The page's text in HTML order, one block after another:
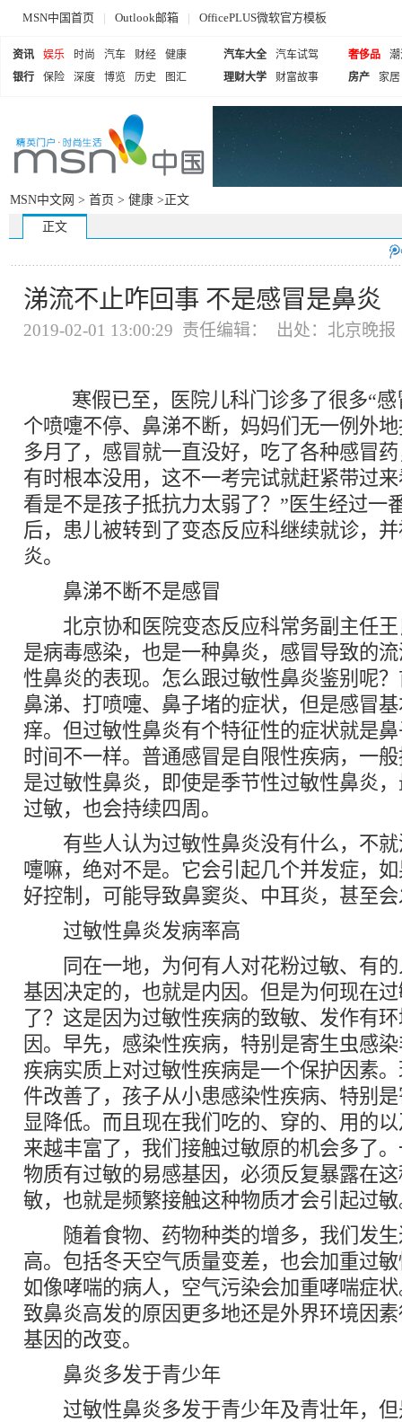
MSN中国首页 | Outlook邮箱 | OfficePLUS微软官方模板
资讯 娱乐 时尚 汽车 财经
健康
银行
保险 深度 博览 历史 图汇
汽车大全
汽车试驾
理财大学
财富故事
奢侈品
房产
家居
MSN中文网 > 首页 > 健康 >正文
正文
涕流不止咋回事 不是感冒是鼻炎
2019-02-01 13:00:29 责任编辑： 出处：北京晚
寒假已至，医院儿科门诊多了很多“感
个喷嚏不停、鼻涕不断，妈妈们无一例外
多月了，感冒就一直没好，吃了各种感冒
有时根本没用，这不一考完试就赶紧带过
看是不是孩子抵抗力太弱了？”医生经过一
后，患儿被转到了变态反应科继续就诊，
炎。
鼻涕不断不是感冒
北京协和医院变态反应科常务副主任王
是病毒感染，也是一种鼻炎，感冒导致的
性鼻炎的表现。怎么跟过敏性鼻炎鉴别呢
鼻涕、打喷嚏、鼻子堵的症状，但是感冒
痒。但过敏性鼻炎有个特征性的症状就是
时间不一样。普通感冒是自限性疾病，一
是过敏性鼻炎，即使是季节性过敏性鼻炎
过敏，也会持续四周。
有些人认为过敏性鼻炎没有什么，不就
嚏嘛，绝对不是。它会引起几个并发症，
好控制，可能导致鼻窦炎、中耳炎，甚至
过敏性鼻炎发病率高
同在一地，为何有人对花粉过敏、有的
基因决定的，也就是内因。但是为何现在
了？这是因为过敏性疾病的致敏、发作有
因。早先，感染性疾病，特别是寄生虫感
疾病实质上对过敏性疾病是一个保护因素
件改善了，孩子从小患感染性疾病、特别
显降低。而且现在我们吃的、穿的、用的
来越丰富了，我们接触过敏原的机会多了
物质有过敏的易感基因，必须反复暴露在
敏，也就是频繁接触这种物质才会引起过
随着食物、药物种类的增多，我们发生
高。包括冬天空气质量变差，也会加重过
如像哮喘的病人，空气污染会加重哮喘症
致鼻炎高发的原因更多地还是外界环境因
基因的改变。
鼻炎多发于青少年
过敏性鼻炎多发于青少年及青壮年，但